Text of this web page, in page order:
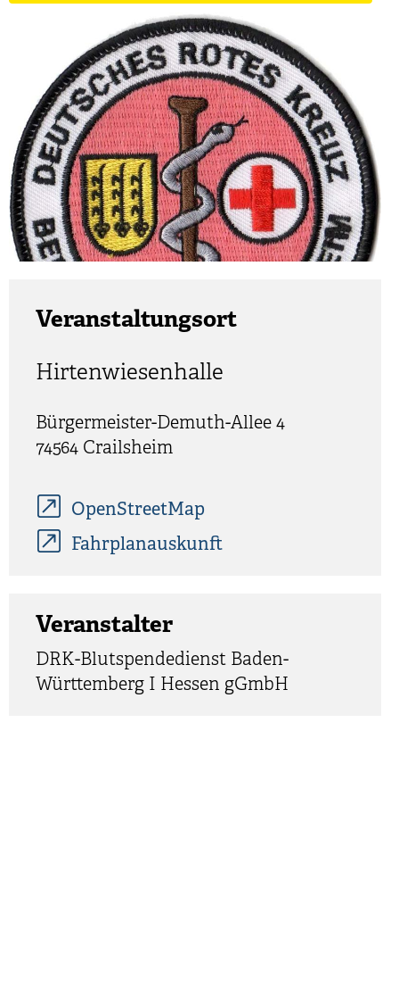
Veranstaltungsort
Hirtenwiesenhalle
Bürgermeister-Demuth-Allee 4
74564 Crailsheim
OpenStreetMap
Fahrplanauskunft
Veranstalter
DRK-Blutspendedienst Baden-
Württemberg I Hessen gGmbH